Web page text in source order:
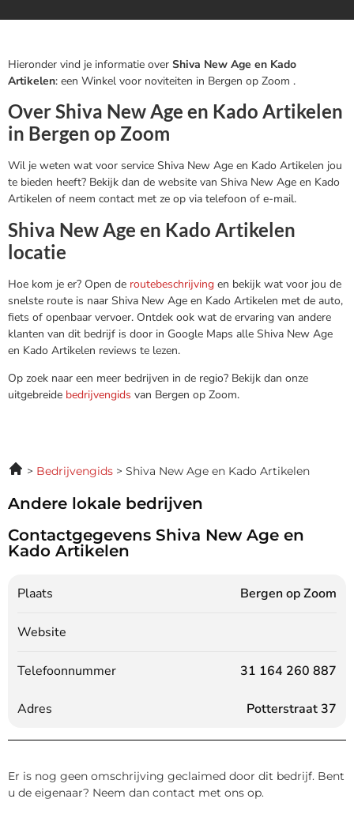
Hieronder vind je informatie over Shiva New Age en Kado
Artikelen: een Winkel voor noviteiten in Bergen op Zoom .
Over Shiva New Age en Kado Artikelen
in Bergen op Zoom
Wil je weten wat voor service Shiva New Age en Kado Artikelen jou
te bieden heeft? Bekijk dan de website van Shiva New Age en Kado
Artikelen of neem contact met ze op via telefoon of e-mail.
Shiva New Age en Kado Artikelen
locatie
Hoe kom je er? Open de routebeschrijving en bekijk wat voor jou de
snelste route is naar Shiva New Age en Kado Artikelen met de auto,
fiets of openbaar vervoer. Ontdek ook wat de ervaring van andere
klanten van dit bedrijf is door in Google Maps alle Shiva New Age
en Kado Artikelen reviews te lezen.
Op zoek naar een meer bedrijven in de regio? Bekijk dan onze
uitgebreide bedrijvengids van Bergen op Zoom.
Bedrijvengids Shiva New Age en Kado Artikelen
Andere lokale bedrijven
Contactgegevens Shiva New Age en
Kado Artikelen
Plaats Bergen op Zoom
Website
Telefoonnummer 31 164 260 887
Adres Potterstraat 37
Er is nog geen omschrijving geclaimed door dit bedrijf. Bent
u de eigenaar? Neem dan contact met ons op.